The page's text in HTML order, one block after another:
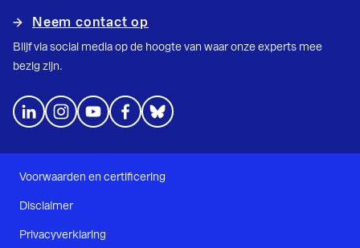
Neem contact op
Blijf via social media op de hoogte van waar onze experts mee
bezig zijn.
Voorwaarden en certificering
Disclaimer
Privacyverklaring